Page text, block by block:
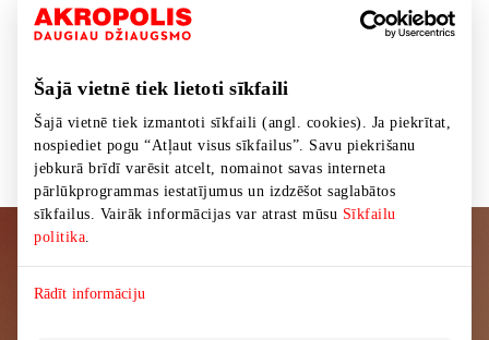
Šajā vietnē tiek lietoti sīkfaili
Šajā vietnē tiek izmantoti sīkfaili (angl. cookies). Ja piekrītat,
nospiediet pogu “Atļaut visus sīkfailus”. Savu piekrišanu
jebkurā brīdī varēsit atcelt, nomainot savas interneta
pārlūkprogrammas iestatījumus un izdzēšot saglabātos
sīkfailus. Vairāk informācijas var atrast mūsu Sīkfailu
politika.
Rādīt informāciju
детские матрасы, подушки, одеяла, постельное белье).
Tовары Товары для дома, бытовая техника
Подписывайтесь на рассылку